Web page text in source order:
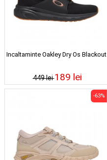
Incaltaminte Oakley Dry Os Blackout
449 lei189 lei
-63%